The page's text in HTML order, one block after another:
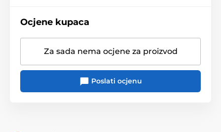
Proizvod je uvršten u kategorije
Soba za seks
Ocjene kupaca
Za sada nema ocjene za proizvod
Poslati ocjenu